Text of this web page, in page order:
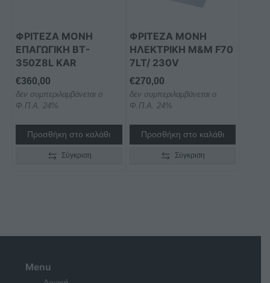
ΦΡΙΤΕΖΑ ΜΟΝΗ
ΕΠΑΓΩΓΙΚΗ BT-
350Z8L KAR
€360,00
δεν συμπεριλαμβάνεται ο
Φ.Π.Α. 24%
Προσθήκη στο καλάθι
Σύγκριση
ΦΡΙΤΕΖΑ ΜΟΝΗ
ΗΛΕΚΤΡΙΚΗ M&M F70
7LT/ 230V
€270,00
δεν συμπεριλαμβάνεται ο
Φ.Π.Α. 24%
Προσθήκη στο καλάθι
Σύγκριση
Menu